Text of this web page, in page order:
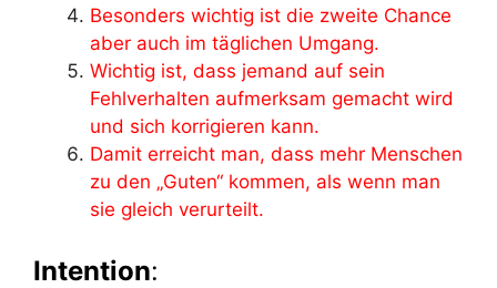
Besonders wichtig ist die zweite Chance
aber auch im täglichen Umgang.
Wichtig ist, dass jemand auf sein
Fehlverhalten aufmerksam gemacht wird
und sich korrigieren kann.
Damit erreicht man, dass mehr Menschen
zu den „Guten“ kommen, als wenn man
sie gleich verurteilt.
Intention: